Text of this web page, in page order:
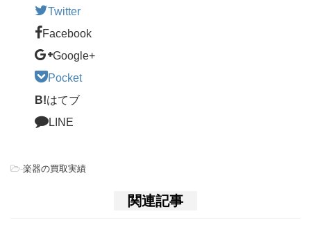
Twitter
Facebook
Google+
Pocket
B!はてブ
LINE
-楽器の買取実績
関連記事